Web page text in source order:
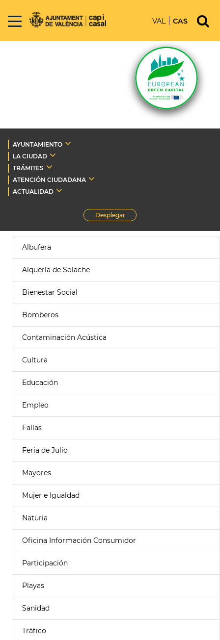
VAL CAS
AYUNTAMIENTO
LA CIUDAD
TRÁMITES
ATENCIÓN CIUDADANA
ACTUALIDAD
Desplegar
Albufera
Alquería de Solache
Bienestar Social
Bomberos
Contaminación Acústica
Cultura
Educación
Empleo
Fallas
Feria de Julio
Mayores
Mujer e Igualdad
Naturia
Oficina Información Consumidor
Participación
Playas
Sanidad
Tráfico